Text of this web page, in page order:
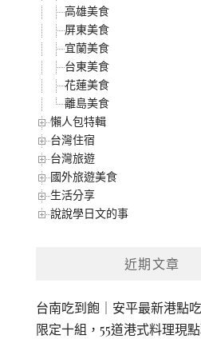
高雄美食
屏東美食
宜蘭美食
台東美食
花蓮美食
離島美食
懶人包特輯
台灣住宿
台灣旅遊
國外旅遊美食
生活分享
說說學日文的事
近期文章
台南吃到飽｜安平最新港點
限定十組，55道港式料理現